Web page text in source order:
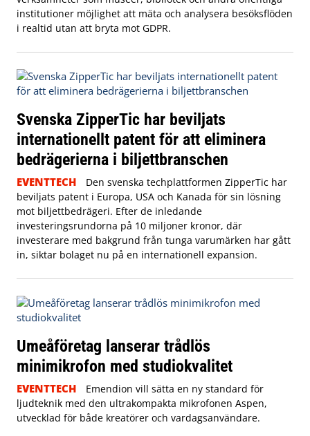
institutioner möjlighet att mäta och analysera besöksflöden
i realtid utan att bryta mot GDPR.
Svenska ZipperTic har beviljats
internationellt patent för att eliminera
bedrägerierna i biljettbranschen
EVENTTECH
Den svenska techplattformen ZipperTic har
beviljats patent i Europa, USA och Kanada för sin lösning
mot biljettbedrägeri. Efter de inledande
investeringsrundorna på 10 miljoner kronor, där
investerare med bakgrund från tunga varumärken har gått
in, siktar bolaget nu på en internationell expansion.
Umeåföretag lanserar trådlös
minimikrofon med studiokvalitet
EVENTTECH
Emendion vill sätta en ny standard för
ljudteknik med den ultrakompakta mikrofonen Aspen,
utvecklad för både kreatörer och vardagsanvändare.